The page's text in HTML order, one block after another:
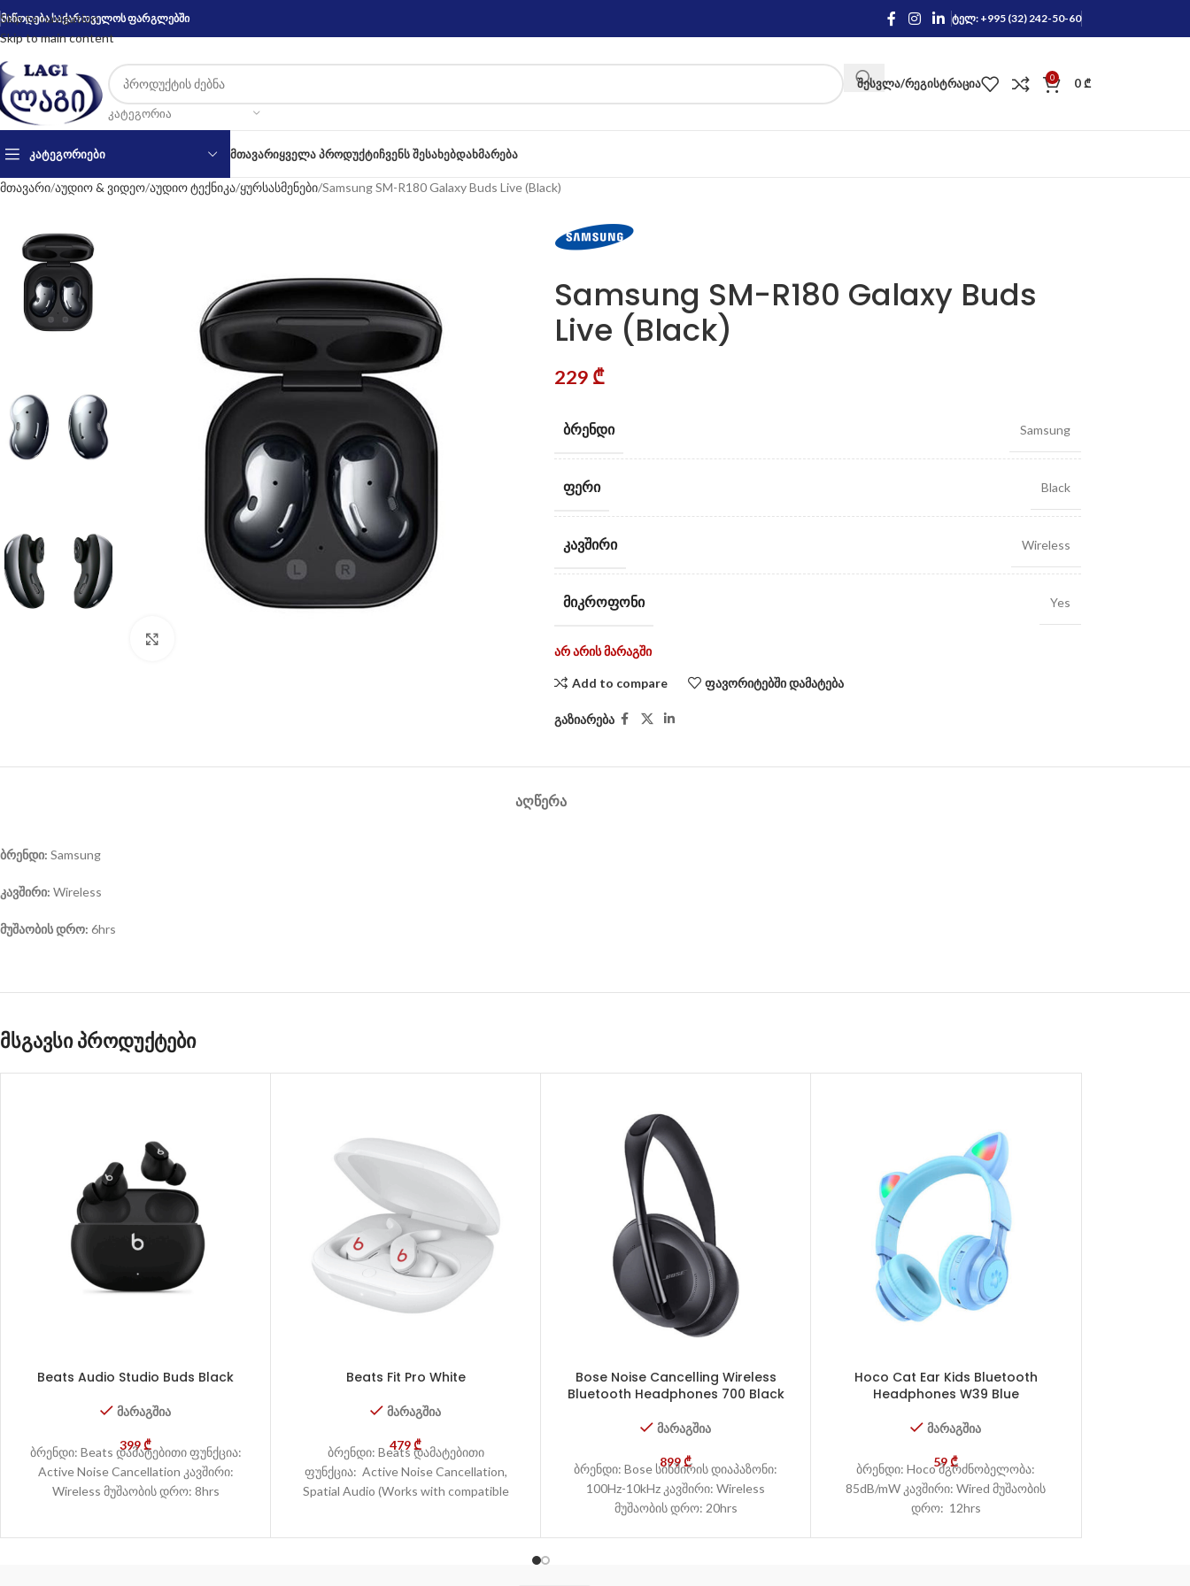
Skip to navigation
Skip to main content
მიწოდება საქართველოს ფარგლებში ტელ: +995 (32) 242-50-60
ᲙᲐᲢᲔᲒᲝᲠᲘᲐ
ᲨᲔᲡᲕᲚᲐ/ᲠᲔᲒᲘᲡᲢᲠᲐᲪᲘᲐ 0 0₾
ᲙᲐᲢᲔᲒᲝᲠᲘᲔᲑᲘ ᲛᲗᲐᲕᲐᲠᲘᲧᲕᲔᲚᲐ ᲞᲠᲝᲓᲣᲥᲢᲘᲩᲕᲔᲜᲡ ᲨᲔᲡᲐᲮᲔᲑᲓᲐᲮᲛᲐᲠᲔᲑᲐ
მთავარი აუდიო & ვიდეო აუდიო ტექნიკა ყურსასმენები Samsung SM-R180 Galaxy Buds Live (Black)
Samsung SM-R180 Galaxy Buds
Live (Black)
229 ₾
ᲑᲠᲔᲜᲓᲘ Samsung
ᲤᲔᲠᲘ Black
ᲙᲐᲕᲨᲘᲠᲘ Wireless
ᲛᲘᲙᲠᲝᲤᲝᲜᲘ Yes
არ არის მარაგში
Add to compare ფავორიტებში დამატება
გაზიარება
ᲐᲦᲬᲔᲠᲐ
ბრენდი: Samsung
კავშირი: Wireless
მუშაობის დრო: 6hrs
მსგავსი პროდუქტები
Beats Audio Studio Buds Black
მარაგშია
399₾
ბრენდი: Beats დამატებითი ფუნქცია:
Active Noise Cancellation კავშირი:
Wireless მუშაობის დრო: 8hrs
Beats Fit Pro White
მარაგშია
479₾
ბრენდი: Beats დამატებითი
ფუნქცია: Active Noise Cancellation,
Spatial Audio (Works with compatible
Bose Noise Cancelling Wireless
Bluetooth Headphones 700 Black
მარაგშია
899₾
ბრენდი: Bose სიხშირის დიაპაზონი:
100Hz-10kHz კავშირი: Wireless
მუშაობის დრო: 20hrs
Hoco Cat Ear Kids Bluetooth
Headphones W39 Blue
მარაგშია
59₾
ბრენდი: Hoco მგრძნობელობა:
85dB/mW კავშირი: Wired მუშაობის
დრო: 12hrs